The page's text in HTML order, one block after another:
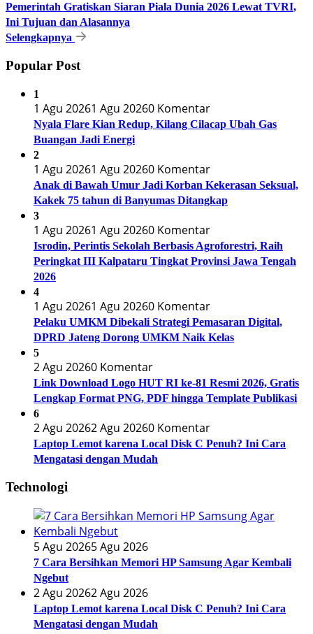
Pemerintah Gratiskan Siaran Piala Dunia 2026 Lewat TVRI,
Ini Tujuan dan Alasannya
Selengkapnya
Popular Post
1
1 Agu 20261 Agu 20260 Komentar
Nyala Flare Kian Redup, Kilang Cilacap Ubah Gas
Buangan Jadi Energi
2
1 Agu 20261 Agu 20260 Komentar
Anak di Bawah Umur Jadi Korban Kekerasan Seksual,
Kakek 75 tahun di Banyumas Ditangkap
3
1 Agu 20261 Agu 20260 Komentar
Isrodin, Perintis Sekolah Berbasis Agroforestri, Raih
Peringkat III Kalpataru Tingkat Provinsi Jawa Tengah
2026
4
1 Agu 20261 Agu 20260 Komentar
Pelaku UMKM Dibekali Strategi Pemasaran Digital,
DPRD Jateng Dorong UMKM Naik Kelas
5
2 Agu 20260 Komentar
Link Download Logo HUT RI ke-81 Resmi 2026, Gratis
Lengkap Format PNG, PDF hingga Template Publikasi
6
2 Agu 20262 Agu 20260 Komentar
Laptop Lemot karena Local Disk C Penuh? Ini Cara
Mengatasi dengan Mudah
Technologi
5 Agu 20265 Agu 2026
7 Cara Bersihkan Memori HP Samsung Agar Kembali
Ngebut
2 Agu 20262 Agu 2026
Laptop Lemot karena Local Disk C Penuh? Ini Cara
Mengatasi dengan Mudah